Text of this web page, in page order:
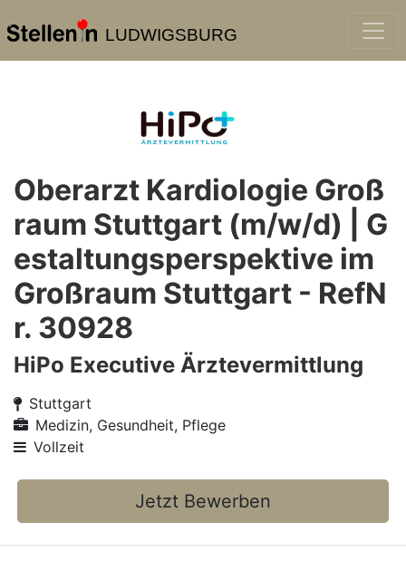
LUDWIGSBURG
Oberarzt Kardiologie Groß
raum Stuttgart (m/w/d) | G
estaltungsperspektive im
Großraum Stuttgart - RefN
r. 30928
HiPo Executive Ärztevermittlung
Stuttgart
Medizin, Gesundheit, Pflege
Vollzeit
Jetzt Bewerben